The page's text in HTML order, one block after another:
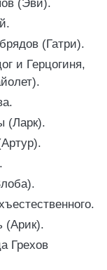
(Эви).
(Гатри).
и Герцогиня,
(Ларк).
(Арик).
Грехов